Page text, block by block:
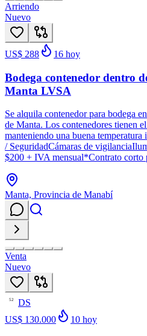
Arriendo
Nuevo
US$ 288 16 hoy
Bodega contenedor dentro
Manta LVSA
Se alquila contenedor para bodega
de Manta. Los contenedores tienen
manteniendo una buena
/ SeguridadCámaras de
$200 + IVA mensual*Contrato
Manta, Provincia de Manabí
Venta
Nuevo
52
DS
US$ 130.000
10 hoy